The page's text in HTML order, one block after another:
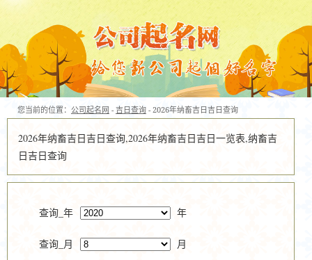
您当前的位置： 公司起名网 - 吉日查询 - 2026年纳畜吉日吉日查询
2026年纳畜吉日吉日查询,2026年纳畜吉日吉日一览表,纳畜吉
日吉日查询
查询_年 年
查询_月 月